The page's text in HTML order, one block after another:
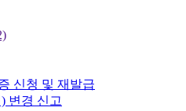
신청 및 재발급
변경 신고